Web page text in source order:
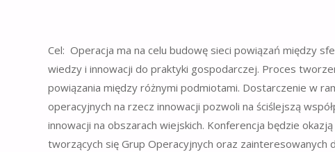
Cel: Operacja ma na celu budowę sieci powiązań między
wiedzy i innowacji do praktyki gospodarczej. Proces
powiązania między różnymi podmiotami. Dostarczenie w
operacyjnych na rzecz innowacji pozwoli na ściślejszą
innowacji na obszarach wiejskich. Konferencja będzie
tworzących się Grup Operacyjnych oraz zainteresowanych